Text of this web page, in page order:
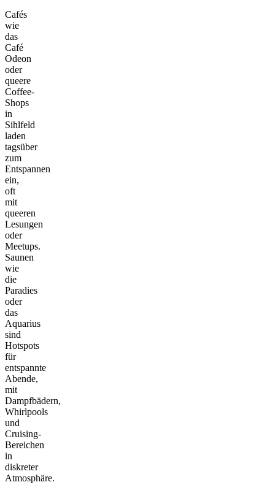
Cafés
wie
das
Café
Odeon
oder
queere
Coffee-
Shops
in
Sihlfeld
laden
tagsüber
zum
Entspannen
ein,
oft
mit
queeren
Lesungen
oder
Meetups.
Saunen
wie
die
Paradies
oder
das
Aquarius
sind
Hotspots
für
entspannte
Abende,
mit
Dampfbädern,
Whirlpools
und
Cruising-
Bereichen
in
diskreter
Atmosphäre.